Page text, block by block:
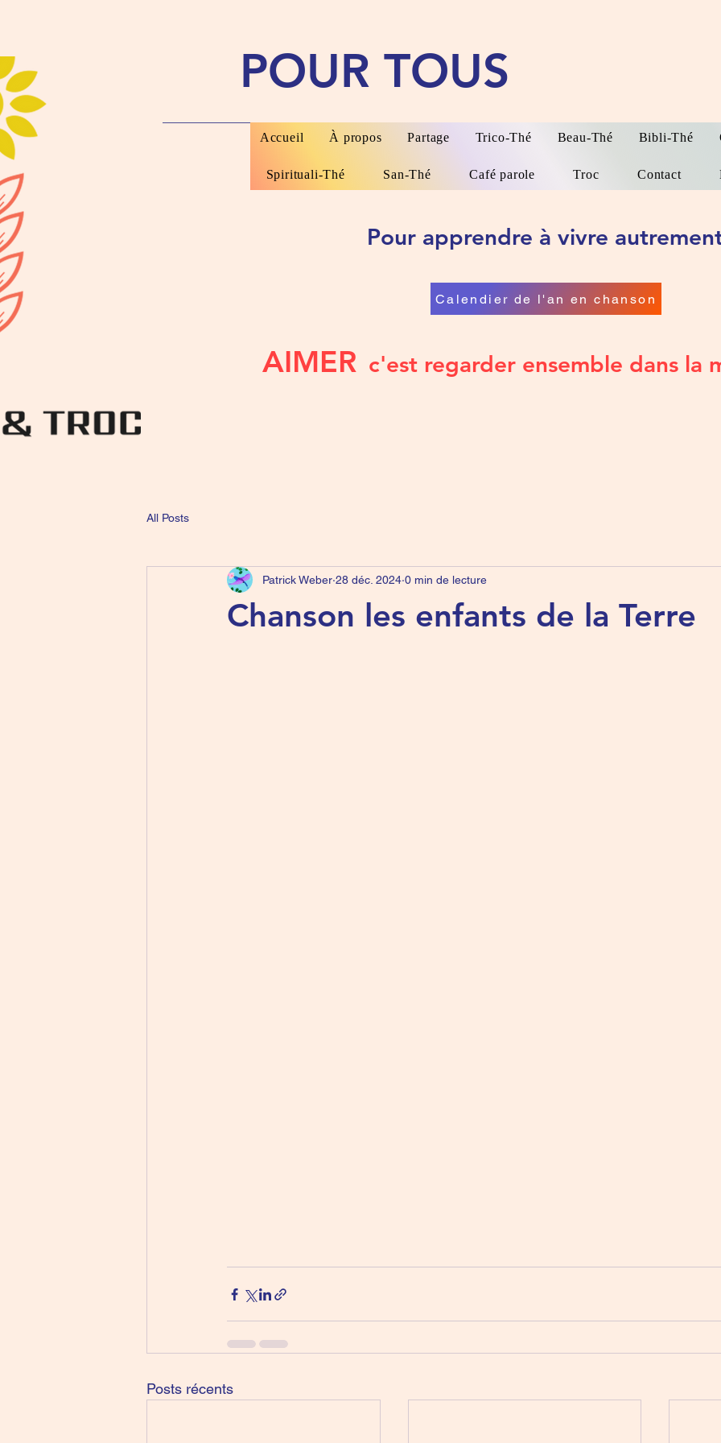
POUR TOUS
Accueil À propos Partage Trico-Thé Beau-Thé Bibli-Thé
Spirituali-Thé San-Thé Café parole Troc Contact
Pour apprendre à vivre
Calendier de l'an en chanson
AIMER c'est regarder ensemble dans la
All Posts
Chanson les enfants de la Terre
Patrick Weber 28 déc. 2024 0 min de lecture
Posts récents